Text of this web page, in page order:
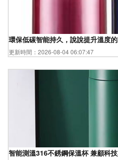
環保低碳智能持久，說說提升溫
更新時間：2026-08-04 06:07:47
智能測溫316不銹鋼保溫杯 兼顧科